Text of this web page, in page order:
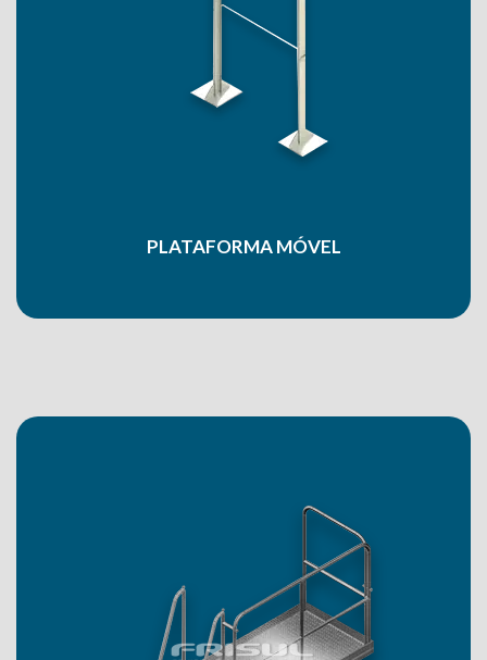
PLATAFORMA MÓVEL